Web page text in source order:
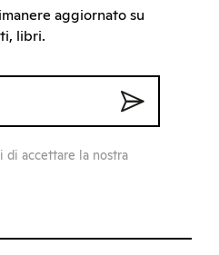
aggiornato su
libri.
di accettare la nostra